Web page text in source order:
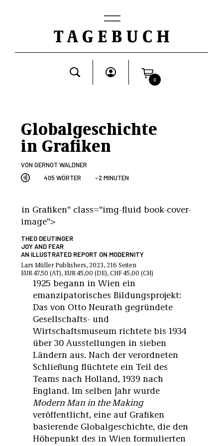
0
Globalgeschichte
in Grafiken
VON GERNOT WALDNER
405 WÖRTER
~2 MINUTEN
in Grafiken" class="img-fluid book-cover-
image">
THEO DEUTINGER
JOY AND FEAR
AN ILLUSTRATED REPORT ON MODERNITY
Lars Müller Publishers, 2023, 216 Seiten
EUR 47,50 (AT), EUR 45,00 (DE), CHF 45,00 (CH)
1925 begann in Wien ein
emanzipatorisches Bildungsprojekt:
Das von Otto Neurath gegründete
Gesellschafts- und
Wirtschaftsmuseum richtete bis 1934
über 30 Ausstellungen in sieben
Ländern aus. Nach der verordneten
Schließung flüchtete ein Teil des
Teams nach Holland, 1939 nach
England. Im selben Jahr wurde
Modern Man in the Making
veröffentlicht, eine auf Grafiken
basierende Globalgeschichte, die den
Höhepunkt des in Wien formulierten